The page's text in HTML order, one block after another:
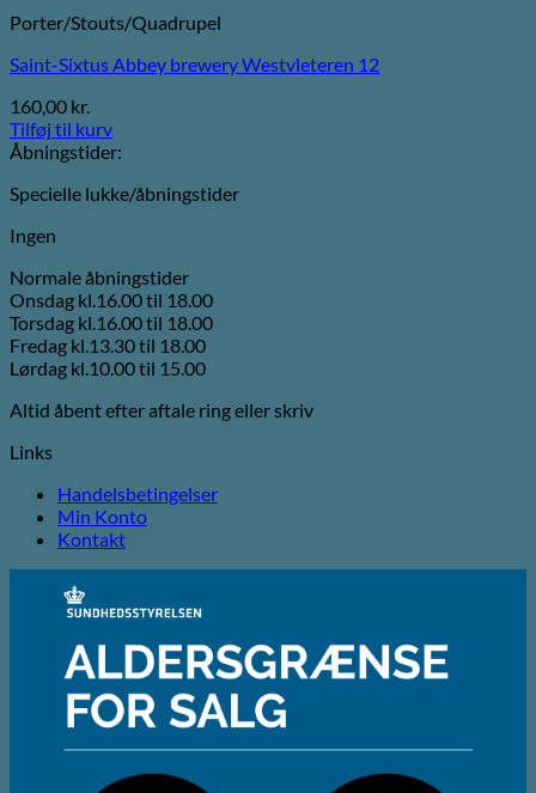
Porter/Stouts/Quadrupel
Saint-Sixtus Abbey brewery Westvleteren 12
160,00 kr.
Tilføj til kurv
Åbningstider:
Specielle lukke/åbningstider
Ingen
Normale åbningstider
Onsdag kl.16.00 til 18.00
Torsdag kl.16.00 til 18.00
Fredag kl.13.30 til 18.00
Lørdag kl.10.00 til 15.00
Altid åbent efter aftale ring eller skriv
Links
Handelsbetingelser
Min Konto
Kontakt